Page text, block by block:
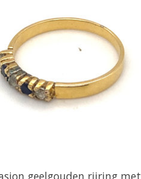
geelgouden rijring met